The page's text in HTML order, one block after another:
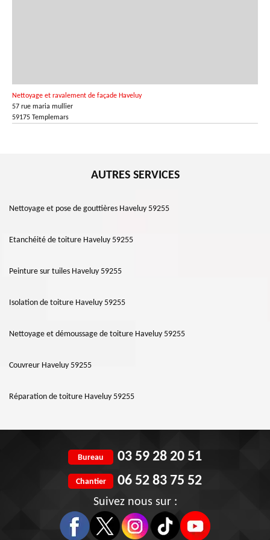
Nettoyage et ravalement de façade Haveluy
57 rue maria mullier
59175 Templemars
AUTRES SERVICES
Nettoyage et pose de gouttières Haveluy 59255
Etanchéité de toiture Haveluy 59255
Peinture sur tuiles Haveluy 59255
Isolation de toiture Haveluy 59255
Nettoyage et démoussage de toiture Haveluy 59255
Couvreur Haveluy 59255
Réparation de toiture Haveluy 59255
Bureau 03 59 28 20 51
Chantier 06 52 83 75 52
Suivez nous sur :